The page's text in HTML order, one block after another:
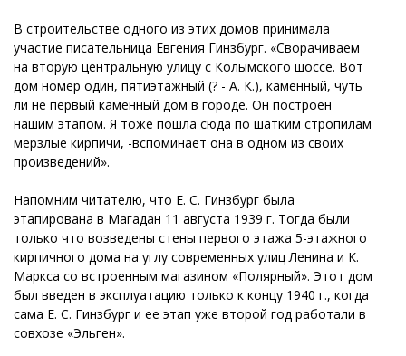
В строительстве одного из этих домов принимала
участие писательница Евгения Гинзбург. «Сворачиваем
на вторую центральную улицу с Колымского шоссе. Вот
дом номер один, пятиэтажный (? - А. К.), каменный, чуть
ли не первый каменный дом в городе. Он построен
нашим этапом. Я тоже пошла сюда по шатким стропилам
мерзлые кирпичи, -вспоминает она в одном из своих
произведений».
Напомним читателю, что Е. С. Гинзбург была
этапирована в Магадан 11 августа 1939 г. Тогда были
только что возведены стены первого этажа 5-этажного
кирпичного дома на углу современных улиц Ленина и К.
Маркса со встроенным магазином «Полярный». Этот дом
был введен в эксплуатацию только к концу 1940 г., когда
сама Е. С. Гинзбург и ее этап уже второй год работали в
совхозе «Эльген».